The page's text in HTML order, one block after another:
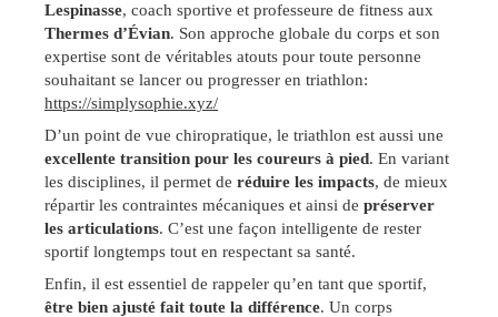
Lespinasse, coach sportive et professeure de fitness aux
Thermes d’Évian. Son approche globale du corps et son
expertise sont de véritables atouts pour toute personne
souhaitant se lancer ou progresser en triathlon:
https://simplysophie.xyz/
D’un point de vue chiropratique, le triathlon est aussi une
excellente transition pour les coureurs à pied. En variant
les disciplines, il permet de réduire les impacts, de mieux
répartir les contraintes mécaniques et ainsi de préserver
les articulations. C’est une façon intelligente de rester
sportif longtemps tout en respectant sa santé.
Enfin, il est essentiel de rappeler qu’en tant que sportif,
être bien ajusté fait toute la différence. Un corps